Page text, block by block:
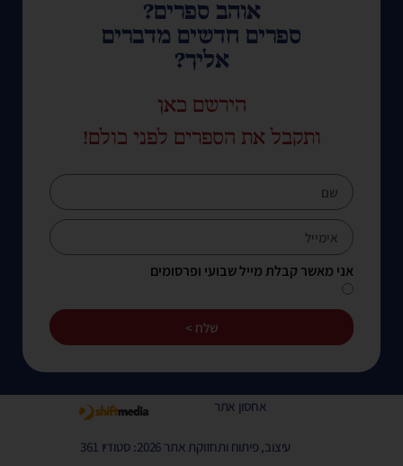
אוהב ספרים?
ספרים חדשים מדברים
אליך?
הירשם כאן
ותקבל את הספרים לפני כולם!
אני מאשר קבלת מייל שבועי ופרסומים
שלח >
אחסון אתר
עיצוב, פיתוח ותחזוקת אתר 2026: סטודיו 361